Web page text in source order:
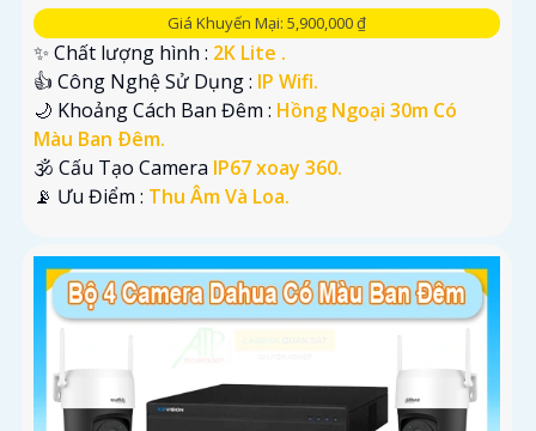
Giá Khuyến Mại: 5,900,000 ₫
✨ Chất lượng hình : 2K Lite .
👍 Công Nghệ Sử Dụng : IP Wifi.
🌙 Khoảng Cách Ban Đêm : Hồng Ngoại 30m Có
Màu Ban Ðêm.
🕉️ Cấu Tạo Camera IP67 xoay 360.
️📡 Ưu Điểm : Thu Âm Và Loa.